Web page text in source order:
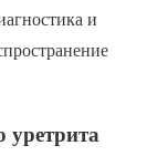
и
уретрита